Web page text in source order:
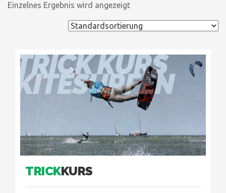
Einzelnes Ergebnis wird angezeigt
TRICK KURS
KITESURFEN
TRICKKURS